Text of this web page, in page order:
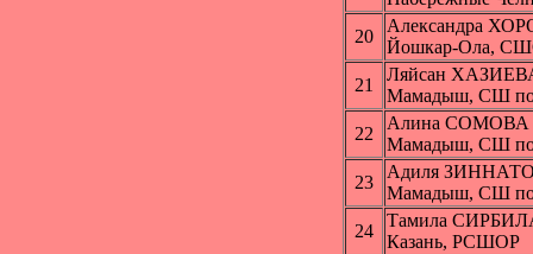
20
Александра
Йошкар-Ола,
21
Ляйсан
Мамадыш, СШ
22
Алина СОМОВА
Мамадыш, СШ
23
Адиля
Мамадыш, СШ
24
Тамила
Казань, РСШОР